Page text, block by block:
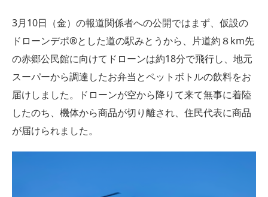
3月10日（金）の報道関係者への公開ではまず、仮設の
ドローンデポ®とした道の駅みとうから、片道約８km先
の赤郷公民館に向けてドローンは約18分で飛行し、地元
スーパーから調達したお弁当とペットボトルの飲料をお
届けしました。ドローンが空から降りて来て無事に着陸
したのち、機体から商品が切り離され、住民代表に商品
が届けられました。